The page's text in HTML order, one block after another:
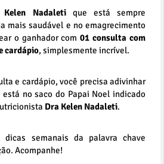
Kelen Nadaletique está sempre
mais saudável e no emagrecimento
o ganhador com 01 consulta com
cardápio, simplesmente incrível.
e cardápio, você precisa adivinhar
no saco do Papai Noel indicado
Dra Kelen Nadaleti.
dicas semanais da palavra chave
Acompanhe!